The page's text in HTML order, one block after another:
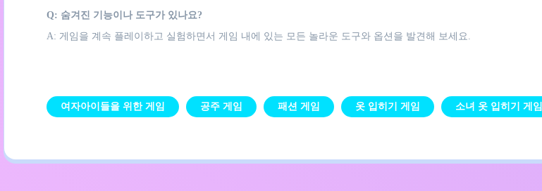
Q: 숨겨진 기능이나 도구가 있나요?
A: 게임을 계속 플레이하고 실험하면서 게임 내에 있는 모든 놀라운 도구와 옵션을 발견해 보세요.
여자아이들을 위한 게임 공주 게임 패션 게임 옷 입히기 게임 소녀 옷 입히기 게임